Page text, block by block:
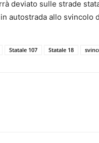
deviato sulle strade
autostrada allo svincolo
Statale 107 Statale 18